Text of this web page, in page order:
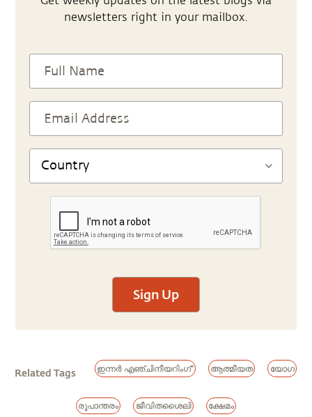
newsletters right in your mailbox.
Sign Up
Related Tags ഇന്നർ എഞ്ചിനീയറിംഗ്" ആത്മീയത യോഗ
രൂപാന്തരം ജീവിതശൈലി ക്ഷേമം